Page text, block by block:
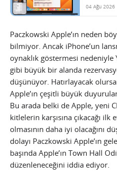
04 Ağu 2026
Paczkowski Apple’ın neden
bilmiyor. Ancak iPhone’un
oynaklık göstermesi nedeniyle
gibi büyük bir alanda
düşünüyor. Hatırlayacak
Apple’ın çeşitli büyük
Bu arada belki de Apple, yeni
kitlelerin karşısına çıkacağı
olmasının daha iyi olacağını
dolayı Paczkowski Apple’ın
başında Apple’ın Town Hall
düzenleneceğini iddia ediyor.